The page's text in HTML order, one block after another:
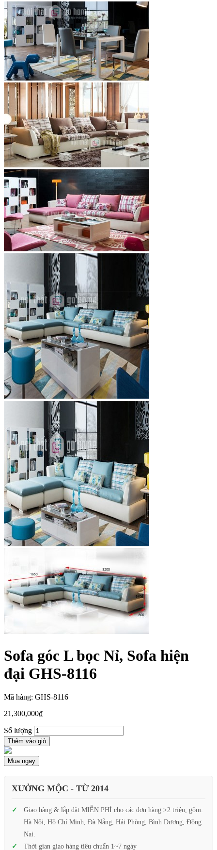
Sofa góc L bọc Nỉ, Sofa hiện
đại GHS-8116
Mã hàng: GHS-8116
21,300,000₫
Số lượng
Thêm vào giỏ
Mua ngay
XƯỞNG MỘC - TỪ 2014
Giao hàng & lắp đặt MIỄN PHÍ cho các đơn hàng >2 triệu, gồm:
Hà Nội, Hồ Chí Minh, Đà Nẵng, Hải Phòng, Bình Dương, Đồng
Nai.
Thời gian giao hàng tiêu chuẩn 1~7 ngày